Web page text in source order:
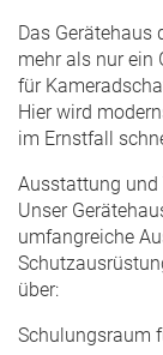
Das Gerätehaus
mehr als nur ein
für
Hier wird
im Ernstfall
Ausstattung und
Unser
umfangreiche
über:
Schulungsraum